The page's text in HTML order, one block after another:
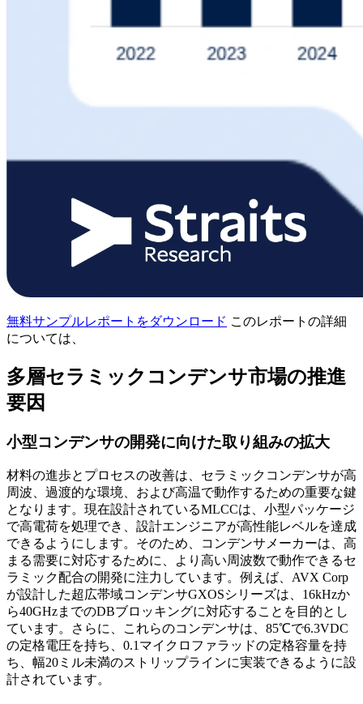
無料サンプルレポートをダウンロード このレポートの詳細
については、
多層セラミックコンデンサ市場の推進
要因
小型コンデンサの開発に向けた取り組みの拡大
材料の進歩とプロセスの改善は、セラミックコンデンサが高
周波、過渡的な環境、および高温で動作するための重要な鍵
となります。現在設計されているMLCCは、小型パッケージ
で高電荷を処理でき、設計エンジニアが高性能レベルを達成
できるようにします。そのため、コンデンサメーカーは、高
まる需要に対応するために、より高い周波数で動作できるセ
ラミック配合の開発に注力しています。例えば、AVX Corp
が設計した超広帯域コンデンサGXOSシリーズは、16kHzか
ら40GHzまでのDBブロッキングに対応することを目的とし
ています。さらに、これらのコンデンサは、85℃で6.3VDC
の定格電圧を持ち、0.1マイクロファラッドの定格容量を持
ち、幅20ミル未満のストリップラインに実装できるように設
計されています。